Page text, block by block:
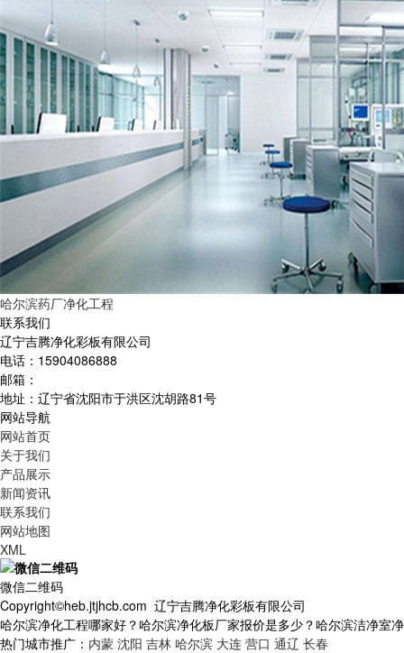
哈尔滨药厂净化工程
联系我们
辽宁吉腾净化彩板有限公司
电话：15904086888
邮箱：
地址：辽宁省沈阳市于洪区沈胡路81号
网站导航
网站首页
关于我们
产品展示
新闻资讯
联系我们
网站地图
XML
微信二维码
Copyright©heb.jtjhcb.com 辽宁吉腾净化彩板有限公司
哈尔滨净化工程哪家好？哈尔滨净化板厂家报价是多少？哈尔滨洁净
热门城市推广： 内蒙 沈阳 吉林 哈尔滨 大连 营口 通辽 长春